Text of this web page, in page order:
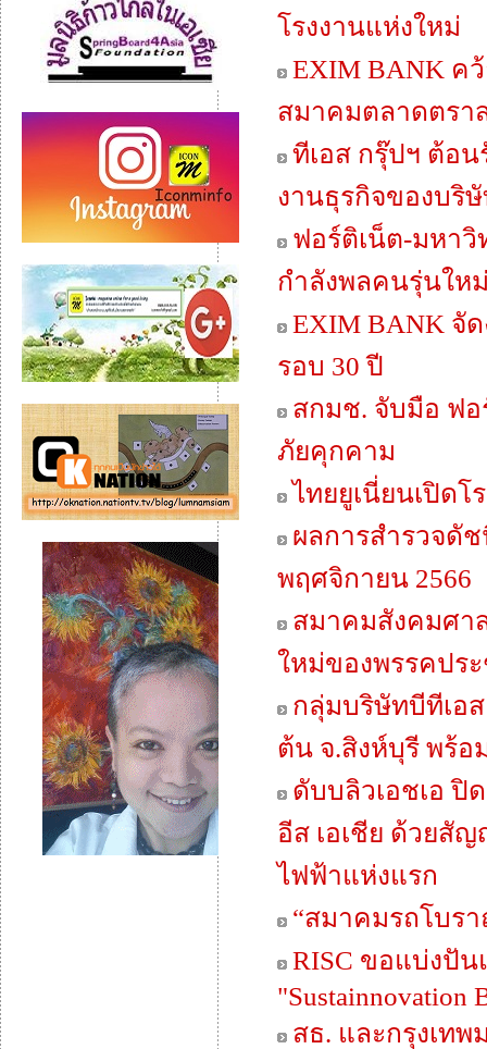
โรงงานแห่งใหม่
EXIM BANK ค
สมาคมตลาดตรา
ทีเอส กรุ๊ปฯ ต้อน
งานธุรกิจของบริ
ฟอร์ติเน็ต-มหาวิ
กำลังพลคนรุ่นให
EXIM BANK จัด
รอบ 30 ปี
สกมช. จับมือ ฟ
ภัยคุกคาม
ไทยยูเนี่ยนเปิด
ผลการสำรวจดั
พฤศจิกายน 2566
สมาคมสังคมศา
ใหม่ของพรรคปร
กลุ่มบริษัทบีทีเอ
ต้น จ.สิงห์บุรี พร้
ดับบลิวเอชเอ ปิ
อีส เอเชีย ด้วยสั
ไฟฟ้าแห่งแรก
“สมาคมรถโบร
RISC ขอแบ่งปั
"Sustainnovation
สธ. และกรุงเท